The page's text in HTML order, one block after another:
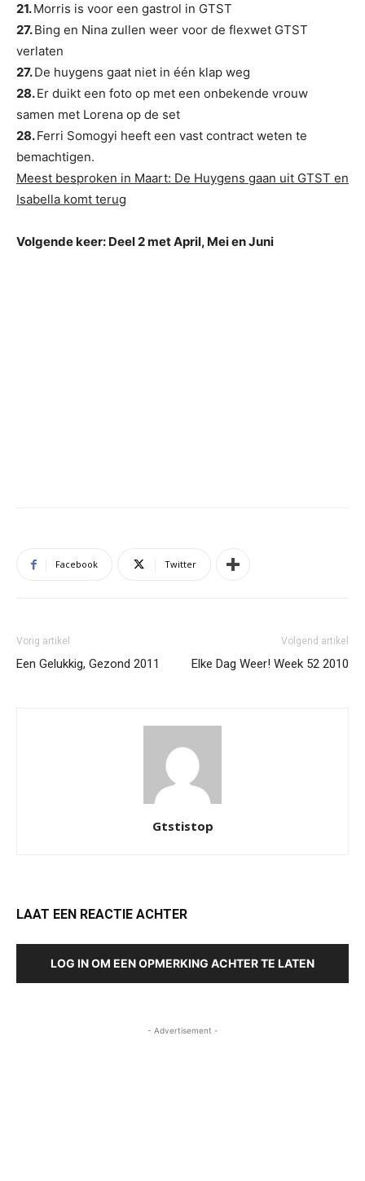
21.Morris is voor een gastrol in GTST
27.Bing en Nina zullen weer voor de flexwet GTST
verlaten
27.De huygens gaat niet in één klap weg
28.Er duikt een foto op met een onbekende vrouw
samen met Lorena op de set
28.Ferri Somogyi heeft een vast contract weten te
bemachtigen.
Meest besproken in Maart: De Huygens gaan uit GTST en
Isabella komt terug
Volgende keer: Deel 2 met April, Mei en Juni
Facebook Twitter
Vorig artikel
Een Gelukkig, Gezond 2011
Volgend artikel
Elke Dag Weer! Week 52 2010
Gtstistop
LAAT EEN REACTIE ACHTER
LOG IN OM EEN OPMERKING ACHTER TE LATEN
- Advertisement -